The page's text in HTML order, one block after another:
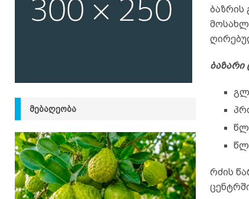
ბაზარი
რძის
ᲛᲔᲑᲐᲦᲔᲝᲑᲐ